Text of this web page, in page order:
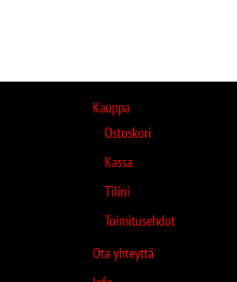
Kauppa
Ostoskori
Kassa
Tilini
Toimitusehdot
Ota yhteyttä